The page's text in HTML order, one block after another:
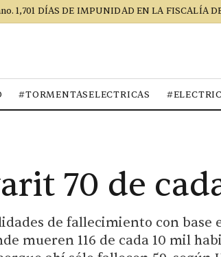
1,701 DÍAS DE IMPUNIDAD EN LA FISCALÍA
#TORMENTASELECTRICAS
70 de
de fallecimiento con
mueren 116 de cada 10 mil